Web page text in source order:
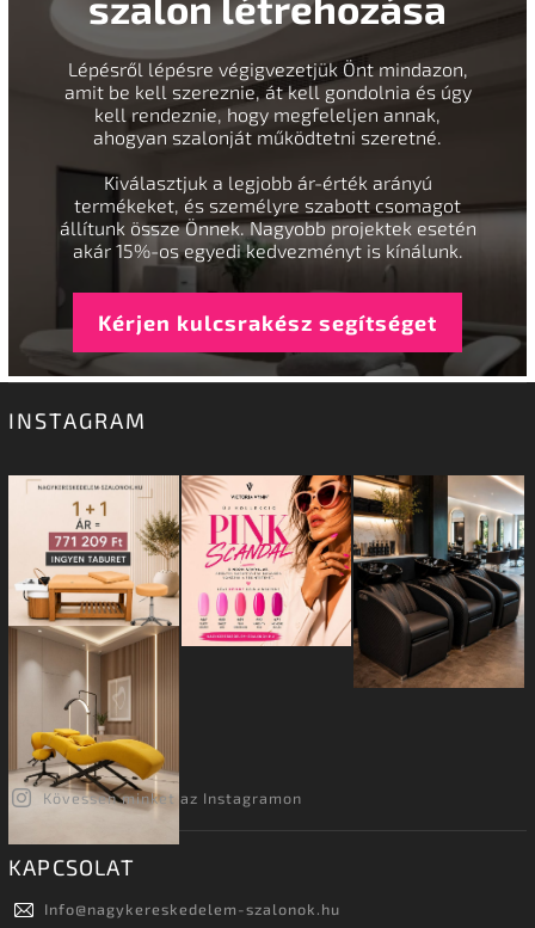
Lépésről lépésre végigvezetjük Önt mindazon,
amit be kell szereznie, át kell gondolnia és úgy
kell rendeznie, hogy megfeleljen annak,
ahogyan szalonját működtetni szeretné.
Kiválasztjuk a legjobb ár-érték arányú
termékeket, és személyre szabott csomagot
állítunk össze Önnek. Nagyobb projektek esetén
akár 15%-os egyedi kedvezményt is kínálunk.
Kérjen kulcsrakész segítséget
INSTAGRAM
Kövessen minket az Instagramon
KAPCSOLAT
Info@nagykereskedelem-szalonok.hu